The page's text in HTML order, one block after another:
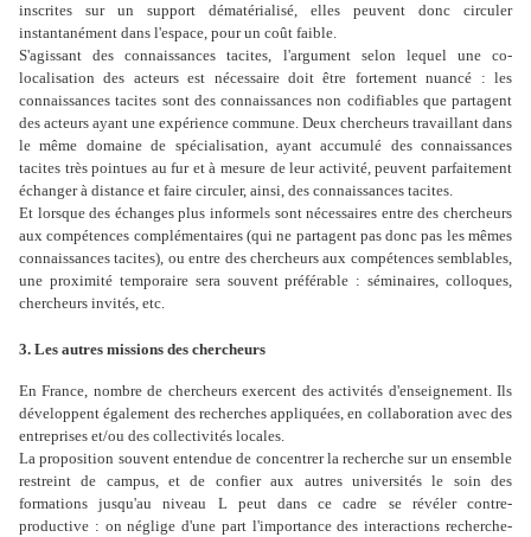
inscrites sur un support dématérialisé, elles peuvent donc circuler
instantanément dans l'espace, pour un coût faible.
S'agissant des connaissances tacites, l'argument selon lequel une co-
localisation des acteurs est nécessaire doit être fortement nuancé : les
connaissances tacites sont des connaissances non codifiables que partagent
des acteurs ayant une expérience commune. Deux chercheurs travaillant dans
le même domaine de spécialisation, ayant accumulé des connaissances
tacites très pointues au fur et à mesure de leur activité, peuvent parfaitement
échanger à distance et faire circuler, ainsi, des connaissances tacites.
Et lorsque des échanges plus informels sont nécessaires entre des chercheurs
aux compétences complémentaires (qui ne partagent pas donc pas les mêmes
connaissances tacites), ou entre des chercheurs aux compétences semblables,
une proximité temporaire sera souvent préférable : séminaires, colloques,
chercheurs invités, etc.
3. Les autres missions des chercheurs
En France, nombre de chercheurs exercent des activités d'enseignement. Ils
développent également des recherches appliquées, en collaboration avec des
entreprises et/ou des collectivités locales.
La proposition souvent entendue de concentrer la recherche sur un ensemble
restreint de campus, et de confier aux autres universités le soin des
formations jusqu'au niveau L peut dans ce cadre se révéler contre-
productive : on néglige d'une part l'importance des interactions recherche-